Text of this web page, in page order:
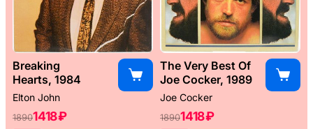
Breaking
Hearts, 1984
Elton John
18901418 ₽
The Very Best Of
Joe Cocker, 1989
Joe Cocker
18901418 ₽